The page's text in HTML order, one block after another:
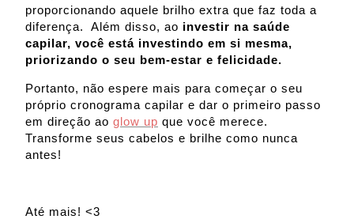
proporcionando aquele brilho extra que faz toda a
diferença. Além disso, ao investir na saúde
capilar, você está investindo em si mesma,
priorizando o seu bem-estar e felicidade.
Portanto, não espere mais para começar o seu
próprio cronograma capilar e dar o primeiro passo
em direção ao glow up que você merece.
Transforme seus cabelos e brilhe como nunca
antes!
Até mais! <3